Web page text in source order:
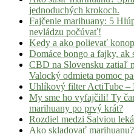
jednoduchých krokoch.
Fajčenie marihuany: 5
nevládzu počúvať!
Kedy a ako polievať
Domáce bongo a fajky, ak
CBD na Slovensku zatiaľ
Valocký odmieta pomoc
Uhlíkový filter ActiTube –
My sme ho vyfajčili! Ty
marihuany po prvý krát?
Rozdiel medzi Šalviou
Ako skladovať marihuanu?